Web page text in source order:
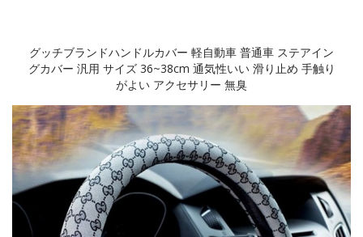
グッチブランドハンドルカバー 軽自動車 普通車 ステアイン
グカバー 汎用 サイズ 36~38cm 通気性いい 滑り止め 手触り
がよい アクセサリー 無臭